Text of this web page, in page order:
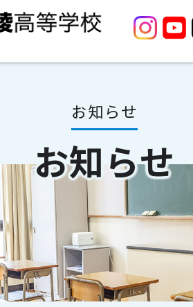
お知らせ
お知らせ